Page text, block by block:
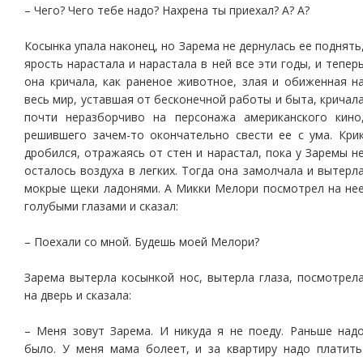
– Чего? Чего тебе надо? Нахрена ты приехал? А? А?
Косынка упала наконец, но Зарема не дернулась ее
ярость нарастала и нарастала в ней все эти годы, и
она кричала, как раненое животное, злая и обиженная
весь мир, уставшая от бесконечной работы и быта,
почти неразборчиво на персонажа американского
решившего зачем-то окончательно свести ее с ума.
дробился, отражаясь от стен и нарастал, пока у Заремы
осталось воздуха в легких. Тогда она замолчала и
мокрые щеки ладонями. А Микки Мелори посмотрел на
голубыми глазами и сказал:
– Поехали со мной. Будешь моей Мелори?
Зарема вытерла косынкой нос, вытерла глаза,
на дверь и сказала:
– Меня зовут Зарема. И никуда я не поеду. Раньше
было. У меня мама болеет, и за квартиру надо